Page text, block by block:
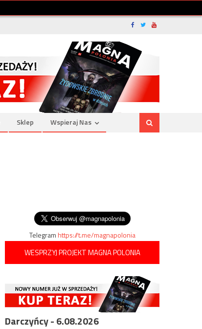
Sklep Wspieraj Nas
Telegramhttps://t.me/magnapolonia
WESPRZYJ PROJEKT MAGNA POLONIA
Darczyńcy - 6.08.2026